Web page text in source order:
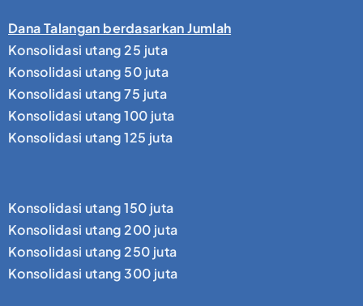
Dana Talangan berdasarkan Jumlah
Konsolidasi utang 25 juta
Konsolidasi utang 50 juta
Konsolidasi utang 75 juta
Konsolidasi utang 100 juta
Konsolidasi utang 125 juta
Konsolidasi utang 150 juta
Konsolidasi utang 200 juta
Konsolidasi utang 250 juta
Konsolidasi utang 300 juta